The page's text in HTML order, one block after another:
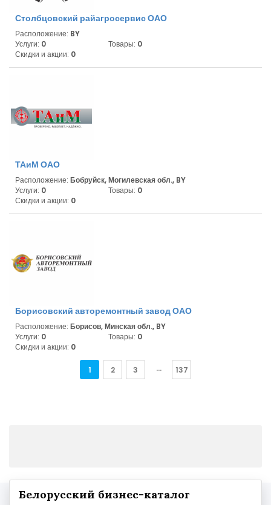
Столбцовский райагросервис ОАО
Расположение: BY
Услуги: 0 Товары: 0
Скидки и акции: 0
ТАиМ ОАО
Расположение: Бобруйск, Могилевская обл., BY
Услуги: 0 Товары: 0
Скидки и акции: 0
Борисовский авторемонтный завод ОАО
Расположение: Борисов, Минская обл., BY
Услуги: 0 Товары: 0
Скидки и акции: 0
1 2 3 ··· 137
Белорусский бизнес-каталог